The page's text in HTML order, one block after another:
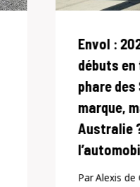
Envol :
débuts
phare des
marque,
Australie
ParAlexis de